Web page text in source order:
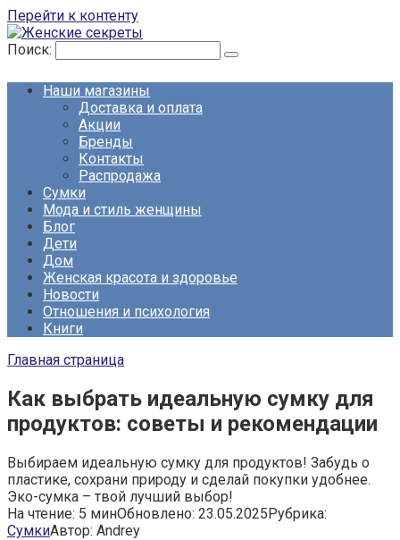
Перейти к контенту
Поиск:
Наши магазины
Доставка и оплата
Акции
Бренды
Контакты
Распродажа
Сумки
Мода и стиль женщины
Блог
Дети
Дом
Женская красота и здоровье
Новости
Отношения и психология
Книги
Главная страница
Как выбрать идеальную сумку для
продуктов: советы и рекомендации
Выбираем идеальную сумку для продуктов! Забудь о
пластике, сохрани природу и сделай покупки удобнее.
Эко-сумка – твой лучший выбор!
На чтение: 5 минОбновлено: 23.05.2025Рубрика:
СумкиАвтор: Andrey